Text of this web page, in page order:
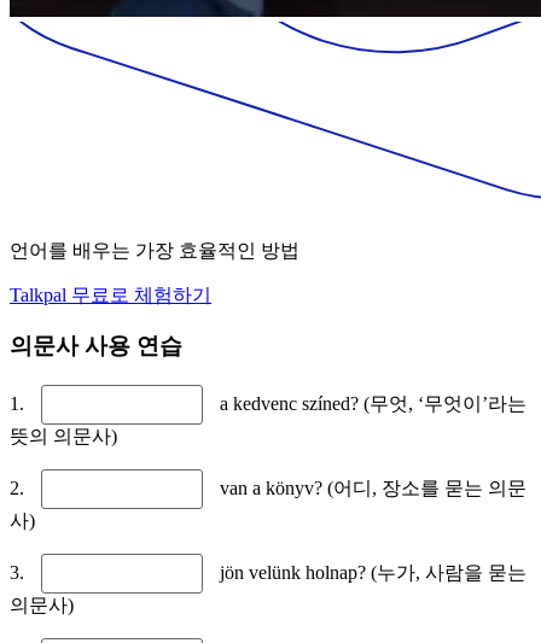
언어를 배우는 가장 효율적인 방법
Talkpal 무료로 체험하기
의문사 사용 연습
1.
a kedvenc színed? (무엇, ‘무엇이’라는
뜻의 의문사)
2.
van a könyv? (어디, 장소를 묻는 의문
사)
3.
jön velünk holnap? (누가, 사람을 묻는
의문사)